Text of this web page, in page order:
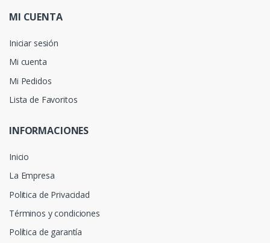
MI CUENTA
Iniciar sesión
Mi cuenta
Mi Pedidos
Lista de Favoritos
INFORMACIONES
Inicio
La Empresa
Politica de Privacidad
Términos y condiciones
Política de garantía